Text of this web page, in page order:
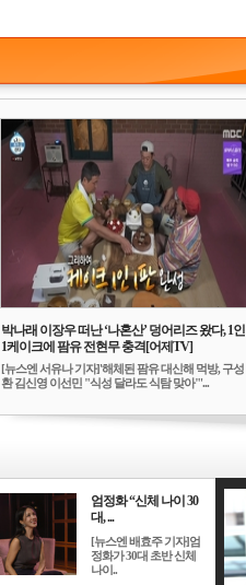
박나래 이장우 떠난 ‘나혼산’ 덩어리즈 왔다, 1인
1케이크에 팜유 전현무 충격[어제TV]
[뉴스엔 서유나 기자]'해체된 팜유 대신해 먹방, 구성
환 김신영 이선민 "식성 달라도 식탐 맞아"'...
엄정화 “신체 나이 30
대, ...
[뉴스엔 배효주 기자]엄
정화가 30대 초반 신체
나이..